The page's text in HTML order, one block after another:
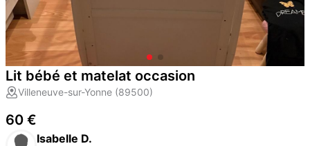
Lit bébé et matelat occasion
Villeneuve-sur-Yonne (89500)
60 €
Isabelle D.